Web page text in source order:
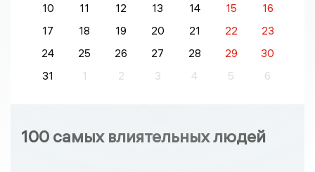
10
11 12 13 14 15
16
17
18 19 20 21 22
23
24
25 26 27 28 29
30
31
1 2 3 4 5 6
100 самых влиятельных людей